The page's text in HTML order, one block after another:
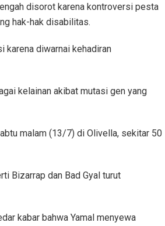
disorot karena kontroversi pesta
hak-hak disabilitas.
karena diwarnai kehadiran
kelainan akibat mutasi gen yang
malam (13/7) di Olivella, sekitar 50
Bizarrap dan Bad Gyal turut
kabar bahwa Yamal menyewa